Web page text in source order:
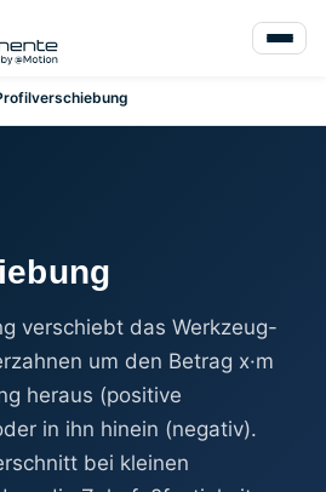
verschiebt das Werkzeug-
um den Betrag x·m
heraus (positive
in ihn hinein (negativ).
bei kleinen